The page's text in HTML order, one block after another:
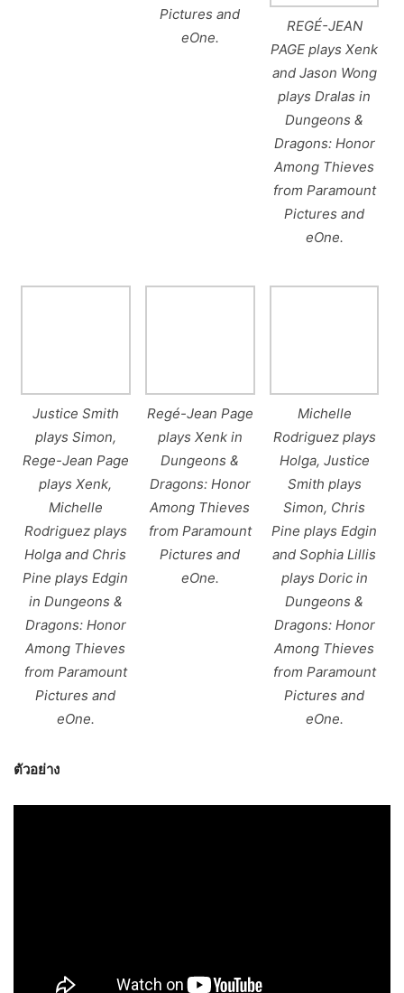
Pictures and
eOne.
REGÉ-JEAN
PAGE plays Xenk
and Jason Wong
plays Dralas in
Dungeons &
Dragons: Honor
Among Thieves
from Paramount
Pictures and
eOne.
Justice Smith
plays Simon,
Rege-Jean Page
plays Xenk,
Michelle
Rodriguez plays
Holga and Chris
Pine plays Edgin
in Dungeons &
Dragons: Honor
Among Thieves
from Paramount
Pictures and
eOne.
Regé-Jean Page
plays Xenk in
Dungeons &
Dragons: Honor
Among Thieves
from Paramount
Pictures and
eOne.
Michelle
Rodriguez plays
Holga, Justice
Smith plays
Simon, Chris
Pine plays Edgin
and Sophia Lillis
plays Doric in
Dungeons &
Dragons: Honor
Among Thieves
from Paramount
Pictures and
eOne.
ตัวอย่าง